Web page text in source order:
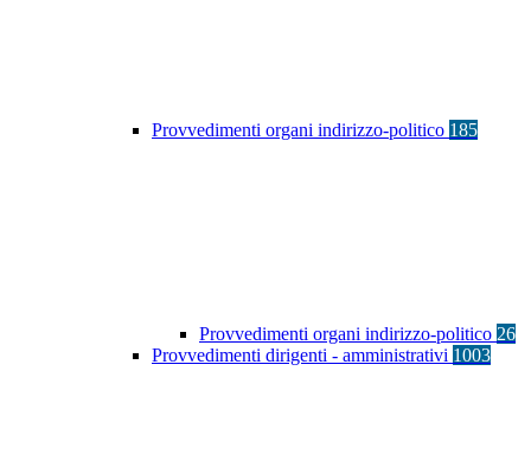
Provvedimenti organi indirizzo-politico 185
Provvedimenti organi indirizzo-politico 26
Provvedimenti dirigenti - amministrativi 1003